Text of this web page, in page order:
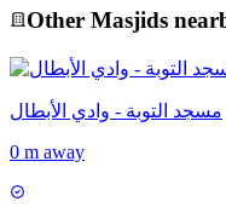
Other Masjids
مسجد التوبة - وادي الأبطال
0 m away